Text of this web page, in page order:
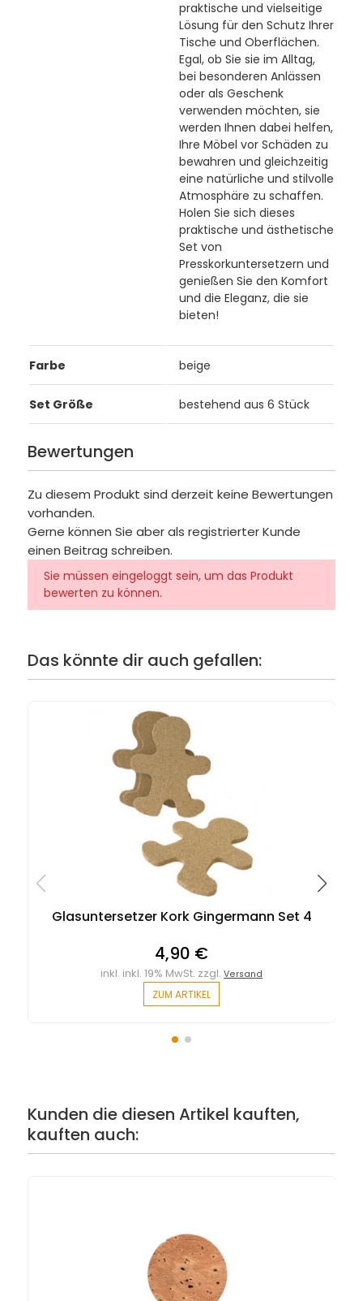
praktische und vielseitige
Lösung für den Schutz Ihrer
Tische und Oberflächen.
Egal, ob Sie sie im Alltag,
bei besonderen Anlässen
oder als Geschenk
verwenden möchten, sie
werden Ihnen dabei helfen,
Ihre Möbel vor Schäden zu
bewahren und gleichzeitig
eine natürliche und stilvolle
Atmosphäre zu schaffen.
Holen Sie sich dieses
praktische und ästhetische
Set von
Presskorkuntersetzern und
genießen Sie den Komfort
und die Eleganz, die sie
bieten!
Farbe beige
Set Größe bestehend aus 6 Stück
Bewertungen
Zu diesem Produkt sind derzeit keine Bewertungen
vorhanden.
Gerne können Sie aber als registrierter Kunde
einen Beitrag schreiben.
Sie müssen eingeloggt sein, um das Produkt
bewerten zu können.
Das könnte dir auch gefallen:
Glasuntersetzer Kork Gingermann Set 4
4,90 €
inkl. inkl. 19% MwSt. zzgl.Versand
ZUM ARTIKEL
Kunden die diesen Artikel kauften,
kauften auch: